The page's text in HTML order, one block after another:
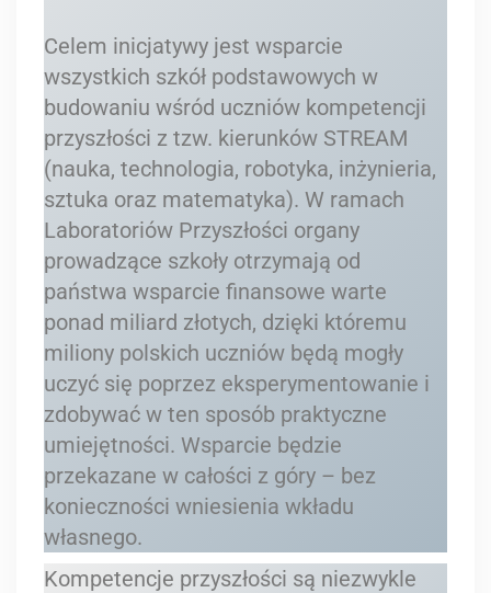
Celem inicjatywy jest wsparcie
wszystkich szkół podstawowych w
budowaniu wśród uczniów kompetencji
przyszłości z tzw. kierunków STREAM
(nauka, technologia, robotyka, inżynieria,
sztuka oraz matematyka). W ramach
Laboratoriów Przyszłości organy
prowadzące szkoły otrzymają od
państwa wsparcie finansowe warte
ponad miliard złotych, dzięki któremu
miliony polskich uczniów będą mogły
uczyć się poprzez eksperymentowanie i
zdobywać w ten sposób praktyczne
umiejętności. Wsparcie będzie
przekazane w całości z góry – bez
konieczności wniesienia wkładu
własnego.
Kompetencje przyszłości są niezwykle